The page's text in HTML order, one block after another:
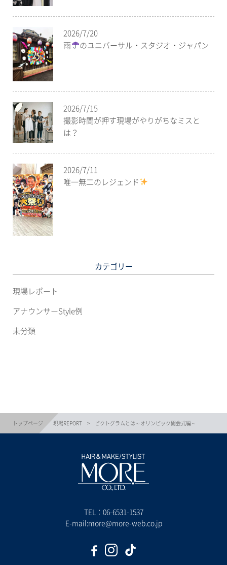
2026/7/20
雨
のユニバーサル・スタジオ・ジャパン
2026/7/15
撮影時間が押す現場がやりがちなミスと
は？
2026/7/11
唯一無二のレジェンド
カテゴリー
現場レポート
アナウンサーStyle例
未分類
トップページ 現場REPORT ピクトグラムとは～オリンピック開会式編～
TEL： 06-6531-1537
E-mail:more@more-web.co.jp